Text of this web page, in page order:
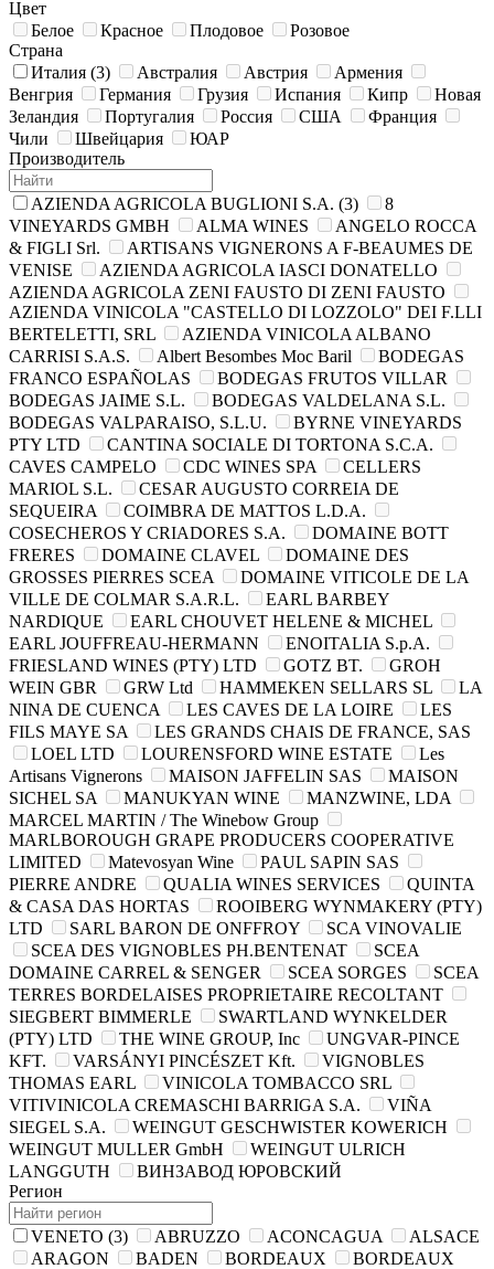
Цвет
Белое
Красное Плодовое
Розовое
Страна
Италия (3) Австралия Австрия
Армения
Венгрия
Германия Грузия Испания Кипр
Новая
Зеландия
Португалия Россия США
Франция
Чили
Швейцария
ЮАР
Производитель
AZIENDA AGRIСOLA BUGLIONI S.A. (3)
8
VINEYARDS GMBH
ALMA WINES
ANGELO ROCCA
& FIGLI Srl.
ARTISANS VIGNERONS A F-BEAUMES DE
VENISE
AZIENDA AGRICOLA IASCI DONATELLO
AZIENDA AGRICOLA ZENI FAUSTO DI ZENI FAUSTO
AZIENDA VINICOLA "CASTELLO DI LOZZOLO" DEI F.LLI
BERTELETTI, SRL
AZIENDA VINICOLA ALBANO
CARRISI S.A.S.
Albert Besombes Moc Baril
BODEGAS
FRANCO ESPAÑOLAS
BODEGAS FRUTOS VILLAR
BODEGAS JAIME S.L.
BODEGAS VALDELANA S.L.
BODEGAS VALPARAISO, S.L.U.
BYRNE VINEYARDS
PTY LTD
CANTINA SOCIALE DI TORTONA S.C.A.
CAVES CAMPELO
CDC WINES SPA
CELLERS
MARIOL S.L.
CESAR AUGUSTO CORREIA DE
SEQUEIRA
COIMBRA DE MATTOS L.D.A.
COSECHEROS Y CRIADORES S.A.
DOMAINE BOTT
FRERES
DOMAINE CLAVEL
DOMAINE DES
GROSSES PIERRES SCEA
DOMAINE VITICOLE DE LA
VILLE DE COLMAR S.A.R.L.
EARL BARBEY
NARDIQUE
EARL CHOUVET HELENE & MICHEL
EARL JOUFFREAU-HERMANN
ENOITALIA S.p.A.
FRIESLAND WINES (PTY) LTD
GOTZ BT.
GROH
WEIN GBR
GRW Ltd HAMMEKEN SELLARS SL
LA
NINA DE CUENCA
LES CAVES DE LA LOIRE
LES
FILS MAYE SA
LES GRANDS CHAIS DE FRANCE, SAS
LOEL LTD
LOURENSFORD WINE ESTATE
Les
Artisans Vignerons
MAISON JAFFELIN SAS
MAISON
SICHEL SA
MANUKYAN WINE
MANZWINE, LDA
MARCEL MARTIN / The Winebow Group
MARLBOROUGH GRAPE PRODUCERS COOPERATIVE
LIMITED
Matevosyan Wine
PAUL SAPIN SAS
PIERRE ANDRE
QUALIA WINES SERVICES
QUINTA
& CASA DAS HORTAS
ROOIBERG WYNMAKERY (PTY)
LTD
SARL BARON DE ONFFROY
SCA VINOVALIE
SCEA DES VIGNOBLES PH.BENTENAT
SCEA
DOMAINE CARREL & SENGER
SCEA SORGES
SCEA
TERRES BORDELAISES PROPRIETAIRE RECOLTANT
SIEGBERT BIMMERLE
SWARTLAND WYNKELDER
(PTY) LTD
THE WINE GROUP, Inc
UNGVAR-PINCE
KFT.
VARSÁNYI PINCÉSZET Kft.
VIGNOBLES
THOMAS EARL
VINICOLA TOMBACCO SRL
VITIVINICOLA CREMASCHI BARRIGA S.A.
VIÑA
SIEGEL S.A.
WEINGUT GESCHWISTER KOWERICH
WEINGUT MULLER GmbH
WEINGUT ULRICH
LANGGUTH
ВИНЗАВОД ЮРОВСКИЙ
Регион
VENETO (3) ABRUZZO ACONCAGUA
ALSACE
ARAGON
BADEN BORDEAUX
BORDEAUX